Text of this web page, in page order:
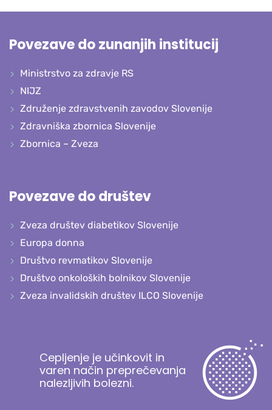
Povezave do zunanjih institucij
Ministrstvo za zdravje RS
NIJZ
Združenje zdravstvenih zavodov Slovenije
Zdravniška zbornica Slovenije
Zbornica – Zveza
Povezave do društev
Zveza društev diabetikov Slovenije
Europa donna
Društvo revmatikov Slovenije
Društvo onkoloških bolnikov Slovenije
Zveza invalidskih društev ILCO Slovenije
Cepljenje je učinkovit in
varen način preprečevanja
nalezljivih bolezni.